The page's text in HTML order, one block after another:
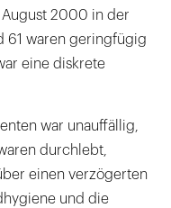
August 2000 in der
61 waren geringfügig
eine diskrete
war unauffällig,
durchlebt,
einen verzögerten
und die